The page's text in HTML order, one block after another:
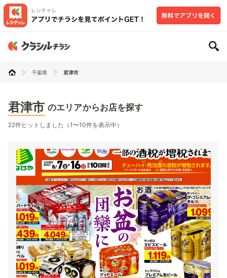
千葉県 君津市
君津市 のエリアからお店を探す
22件ヒットしました（1〜10件を表示中）